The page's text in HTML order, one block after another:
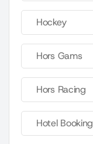
Hockey
Hors Gams
Hors Racing
Hotel Booking